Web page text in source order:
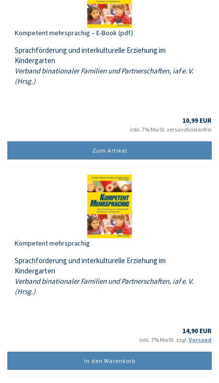
Kompetent mehrsprachig – E-Book (pdf)
Sprachförderung und interkulturelle Erziehung im
Kindergarten
Verband binationaler Familien und Partnerschaften, iaf e. V.
(Hrsg.)
10,99 EUR
inkl. 7% MwSt. versandkostenfrei
Zum Artikel
Kompetent mehrsprachig
Sprachförderung und interkulturelle Erziehung im
Kindergarten
Verband binationaler Familien und Partnerschaften, iaf e. V.
(Hrsg.)
14,90 EUR
inkl. 7% MwSt. zzgl. Versand
In den Warenkorb